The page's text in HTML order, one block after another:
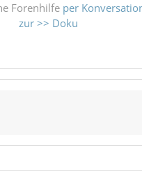
Forenhilfe per
zur >> Doku